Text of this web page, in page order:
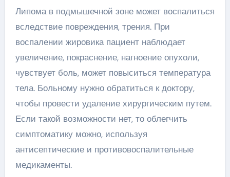
Липома в подмышечной зоне может воспалиться
вследствие повреждения, трения. При
воспалении жировика пациент наблюдает
увеличение, покраснение, нагноение опухоли,
чувствует боль, может повыситься температура
тела. Больному нужно обратиться к доктору,
чтобы провести удаление хирургическим путем.
Если такой возможности нет, то облегчить
симптоматику можно, используя
антисептические и противовоспалительные
медикаменты.